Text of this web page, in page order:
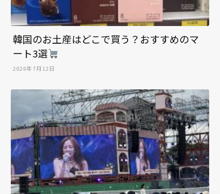
韓国のお土産はどこで買う？おすすめのマ
ート3選
2026年7月12日